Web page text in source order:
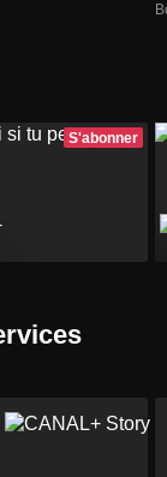
S'abonner